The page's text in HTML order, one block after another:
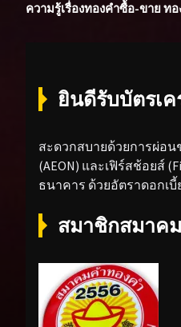
ความรู้เรื่องทองคำซื้อ-ขาย ทอ
ยินดีรับบัตรเ
สะดวกสบายด้วยการผ่อ
(AEON) และเฟิร์สช้อยส์
ธนาคาร ด้วยอัตราดอกเบี้
สมาชิกสมาค